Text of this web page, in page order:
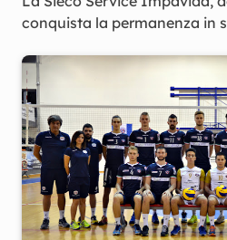
conquista la permanenza in